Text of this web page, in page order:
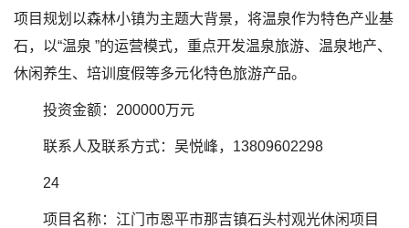
项目规划以森林小镇为主题大背景，将温泉作为特色产业基
石，以“温泉 ”的运营模式，重点开发温泉旅游、温泉地产、
休闲养生、培训度假等多元化特色旅游产品。
投资金额：200000万元
联系人及联系方式：吴悦峰，13809602298
24
项目名称：江门市恩平市那吉镇石头村观光休闲项目